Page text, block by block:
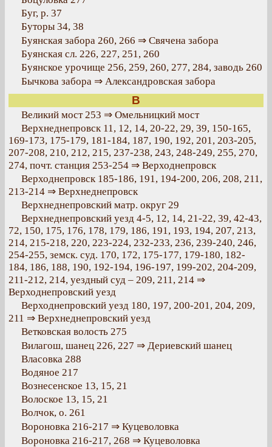
Буг, р. 37
Буторы 34, 38
Буянская забора 260, 266 ⇒ Свячена забора
Буянская сл. 226, 227, 251, 260
Буянское урочище 256, 259, 260, 277, 284, заводь 260
Бычкова забора ⇒ Александровская забора
В
Великий мост 253 ⇒ Омельницкий мост
Верхнеднепровск 11, 12, 14, 20-22, 29, 39, 150-165,
169-173, 175-179, 181-184, 187, 190, 192, 201, 203-205,
207-208, 210, 212, 215, 237-238, 243, 248-249, 255, 270,
274, почт. станция 253-254 ⇒ Верходнепровск
Верходнепровск 185-186, 191, 194-200, 206, 208, 211,
213-214 ⇒ Верхнеднепровск
Верхнеднепровский матр. округ 29
Верхнеднепровский уезд 4-5, 12, 14, 21-22, 39, 42-43,
72, 150, 175, 176, 178, 179, 186, 191, 193, 194, 207, 213,
214, 215-218, 220, 223-224, 232-233, 236, 239-240, 246,
254-255, земск. суд. 170, 172, 175-177, 179-180, 182-
184, 186, 188, 190, 192-194, 196-197, 199-202, 204-209,
211-212, 214, уездный суд – 209, 211, 214 ⇒
Верходнепровский уезд
Верходнепровский уезд 180, 197, 200-201, 204, 209,
211 ⇒ Верхнеднепровский уезд
Ветковская волость 275
Вилагош, шанец 226, 227 ⇒ Дериевский шанец
Власовка 288
Водяное 217
Вознесенское 13, 15, 21
Волоское 13, 15, 21
Волчок, о. 261
Вороновка 216-217 ⇒ Куцеволовка
Вороновка 216-217, 268 ⇒ Куцеволовка